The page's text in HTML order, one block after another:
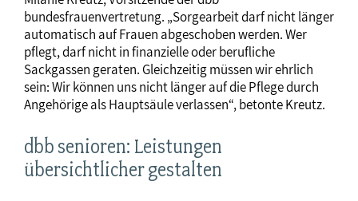
bundesfrauenvertretung. „Sorgearbeit darf nicht länger
automatisch auf Frauen abgeschoben werden. Wer
pflegt, darf nicht in finanzielle oder berufliche
Sackgassen geraten. Gleichzeitig müssen wir ehrlich
sein: Wir können uns nicht länger auf die Pflege durch
Angehörige als Hauptsäule verlassen“, betonte Kreutz.
dbb senioren: Leistungen
übersichtlicher gestalten